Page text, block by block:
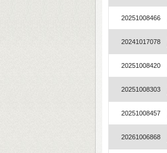
20251008466
20241017078
20251008420
20251008303
20251008457
20261006868